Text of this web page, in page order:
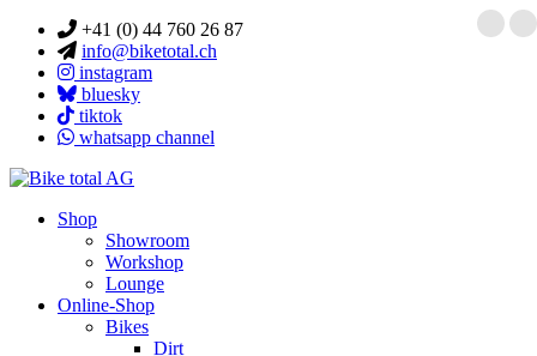
+41 (0) 44 760 26 87
info@biketotal.ch
instagram
bluesky
tiktok
whatsapp channel
Shop
Showroom
Workshop
Lounge
Online-Shop
Bikes
Dirt